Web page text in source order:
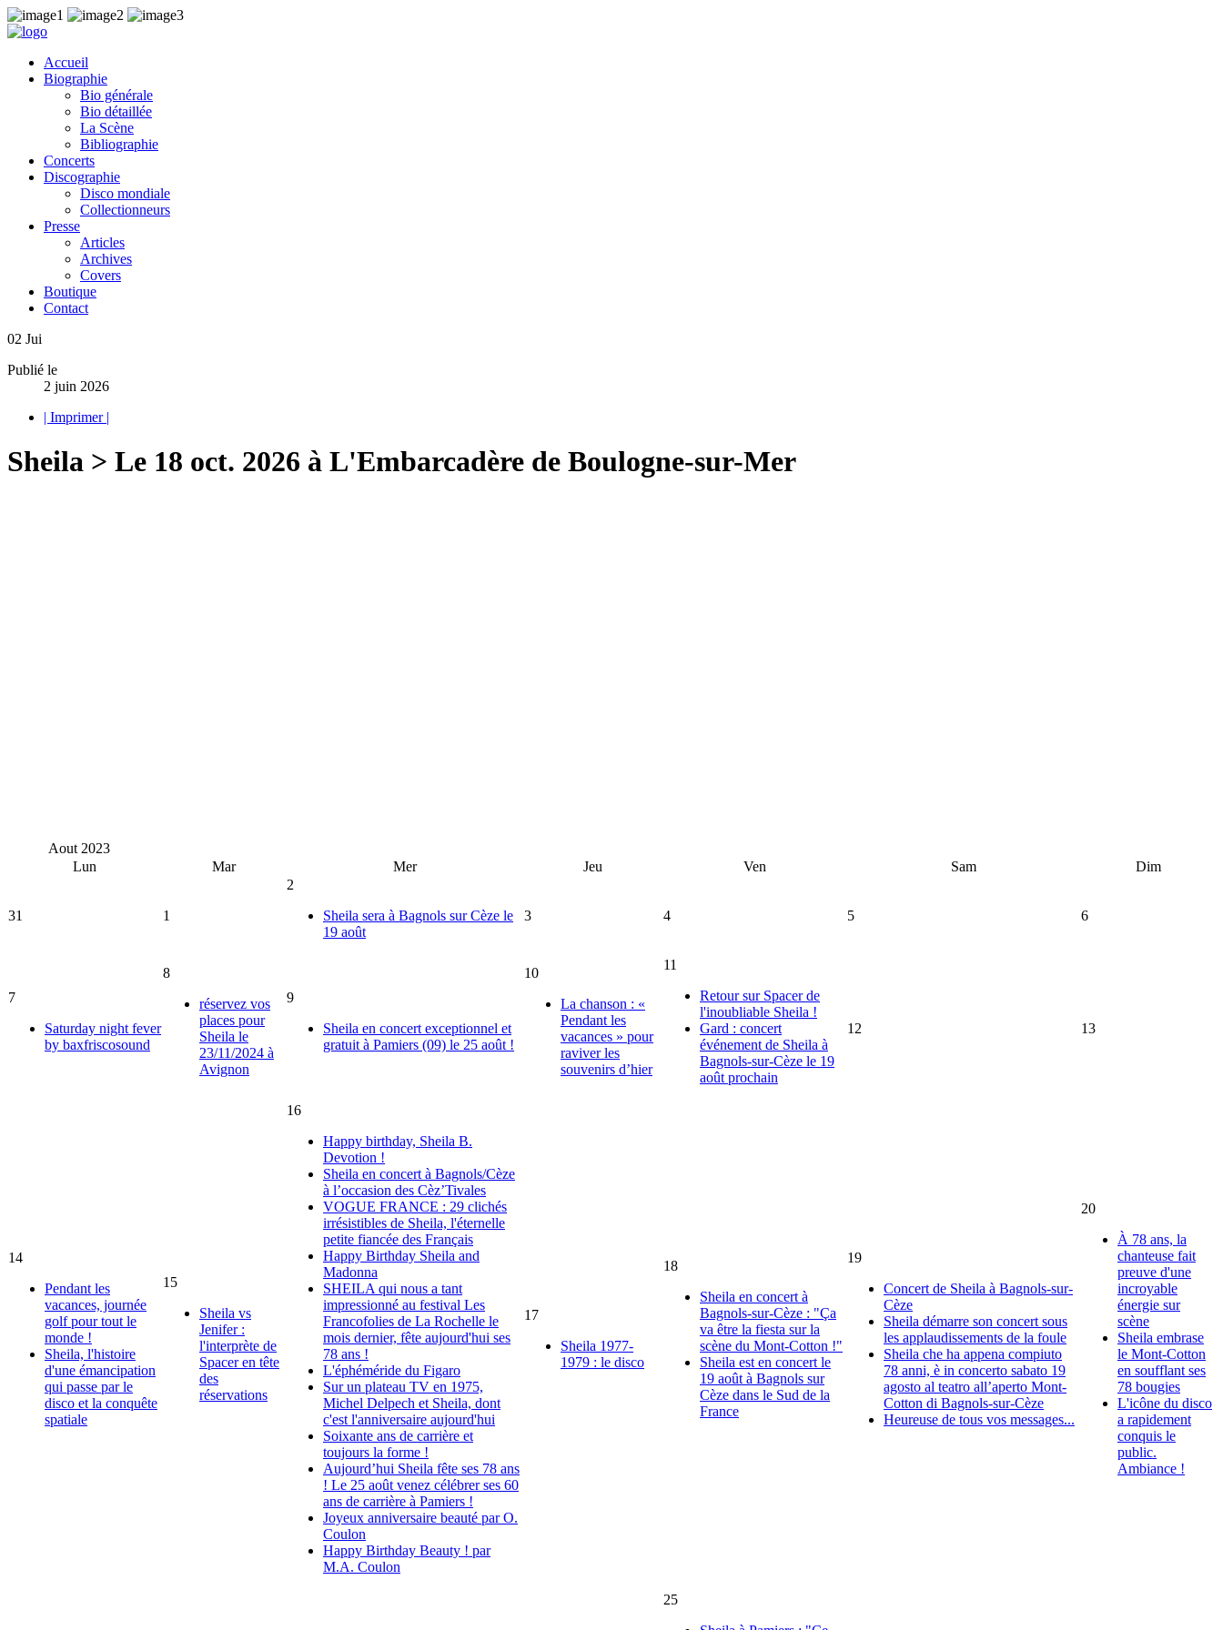
Accueil
Biographie
Bio générale
Bio détaillée
La Scène
Bibliographie
Concerts
Discographie
Disco mondiale
Collectionneurs
Presse
Articles
Archives
Covers
Boutique
Contact
02 Jui
Publié le
2 juin 2026
| Imprimer |
Sheila > Le 18 oct. 2026 à L'Embarcadère de Boulogne-sur-Mer
Aout 2023
Lun
Mar Mer Jeu Ven Sam Dim
31 1
2
Sheila sera à Bagnols sur Cèze le
19 août
3 4 5 6
7
Saturday night fever
by baxfriscosound
8
réservez vos
places pour
Sheila le
23/11/2024 à
Avignon
9
Sheila en concert exceptionnel et
gratuit à Pamiers (09) le 25 août !
10
La chanson : «
Pendant les
vacances » pour
raviver les
souvenirs d’hier
11
Retour sur Spacer de
l'inoubliable Sheila !
Gard : concert
événement de Sheila à
Bagnols-sur-Cèze le 19
août prochain
12 13
14
Pendant les
vacances, journée
golf pour tout le
monde !
Sheila, l'histoire
d'une émancipation
qui passe par le
disco et la conquête
spatiale
15
Sheila vs
Jenifer :
l'interprète de
Spacer en tête
des
réservations
16
Happy birthday, Sheila B.
Devotion !
Sheila en concert à Bagnols/Cèze
à l’occasion des Cèz’Tivales
VOGUE FRANCE : 29 clichés
irrésistibles de Sheila, l'éternelle
petite fiancée des Français
Happy Birthday Sheila and
Madonna
SHEILA qui nous a tant
impressionné au festival Les
Francofolies de La Rochelle le
mois dernier, fête aujourd'hui ses
78 ans !
L'éphéméride du Figaro
Sur un plateau TV en 1975,
Michel Delpech et Sheila, dont
c'est l'anniversaire aujourd'hui
Soixante ans de carrière et
toujours la forme !
Aujourd’hui Sheila fête ses 78 ans
! Le 25 août venez célébrer ses 60
ans de carrière à Pamiers !
Joyeux anniversaire beauté par O.
Coulon
Happy Birthday Beauty ! par
M.A. Coulon
17
Sheila 1977-
1979 : le disco
18
Sheila en concert à
Bagnols-sur-Cèze : "Ça
va être la fiesta sur la
scène du Mont-Cotton !"
Sheila est en concert le
19 août à Bagnols sur
Cèze dans le Sud de la
France
19
Concert de Sheila à Bagnols-sur-
Cèze
Sheila démarre son concert sous
les applaudissements de la foule
Sheila che ha appena compiuto
78 anni, è in concerto sabato 19
agosto al teatro all’aperto Mont-
Cotton di Bagnols-sur-Cèze
Heureuse de tous vos messages...
20
À 78 ans, la
chanteuse fait
preuve d'une
incroyable
énergie sur
scène
Sheila embrase
le Mont-Cotton
en soufflant ses
78 bougies
L'icône du disco
a rapidement
conquis le
public.
Ambiance !
25